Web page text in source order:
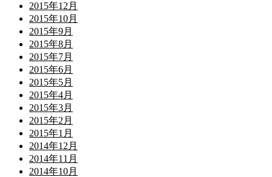
2015年12月
2015年10月
2015年9月
2015年8月
2015年7月
2015年6月
2015年5月
2015年4月
2015年3月
2015年2月
2015年1月
2014年12月
2014年11月
2014年10月